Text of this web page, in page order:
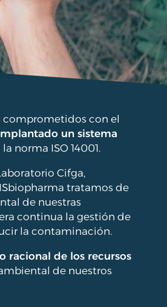
comprometidos con el
un sistema
la norma ISO 14001.
Cifga,
tratamos de
de nuestras
continua la gestión de
la contaminación.
racional de los recursos
de nuestros